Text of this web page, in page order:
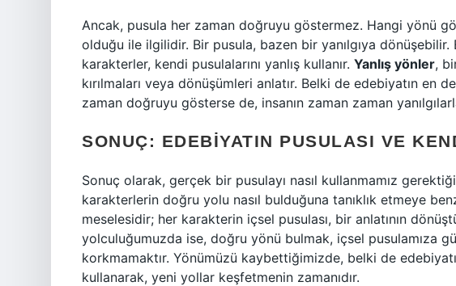
Ancak, pusula her zaman doğruyu göstermez. Hangi yönü
olduğu ile ilgilidir. Bir pusula, bazen bir yanılgıya
karakterler, kendi pusulalarını yanlış kullanır. Yanlış yönler,
kırılmaları veya dönüşümleri anlatır. Belki de edebiyatın en
zaman doğruyu gösterse de, insanın zaman zaman
SONUÇ: EDEBIYATIN PUSULASI VE
Sonuç olarak, gerçek bir pusulayı nasıl kullanmamız
karakterlerin doğru yolu nasıl bulduğuna tanıklık etmeye
meselesidir; her karakterin içsel pusulası, bir anlatının
yolculuğumuzda ise, doğru yönü bulmak, içsel pusulamıza
korkmamaktır. Yönümüzü kaybettiğimizde, belki de
kullanarak, yeni yollar keşfetmenin zamanıdır.